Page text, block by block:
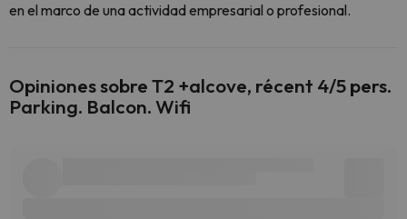
en el marco de una actividad empresarial o profesional.
Opiniones sobre T2 +alcove, récent 4/5 pers.
Parking. Balcon. Wifi